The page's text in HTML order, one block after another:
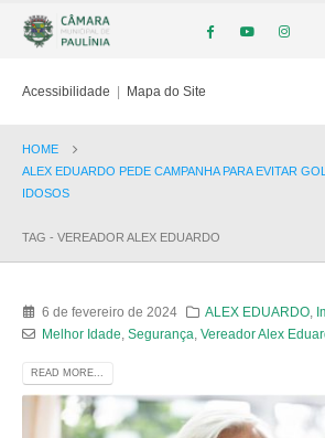
Acessibilidade | Mapa do Site
HOME
ALEX EDUARDO PEDE CAMPANHA PARA EVITAR
IDOSOS
TAG - VEREADOR ALEX EDUARDO
6 de fevereiro de 2024 ALEX EDUARDO
Melhor Idade Segurança Vereador Alex
READ MORE...